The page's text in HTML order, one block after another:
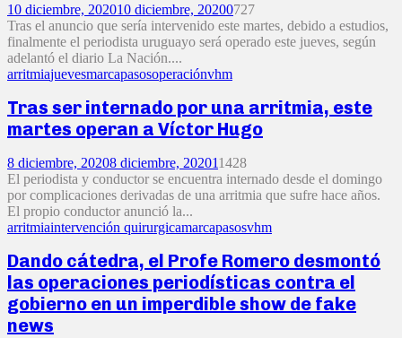
10 diciembre, 202010 diciembre, 20200727
Tras el anuncio que sería intervenido este martes, debido a estudios,
finalmente el periodista uruguayo será operado este jueves, según
adelantó el diario La Nación....
arritmiajuevesmarcapasosoperaciónvhm
Tras ser internado por una arritmia, este
martes operan a Víctor Hugo
8 diciembre, 20208 diciembre, 202011428
El periodista y conductor se encuentra internado desde el domingo
por complicaciones derivadas de una arritmia que sufre hace años.
El propio conductor anunció la...
arritmiaintervención quirurgicamarcapasosvhm
Dando cátedra, el Profe Romero desmontó
las operaciones periodísticas contra el
gobierno en un imperdible show de fake
news